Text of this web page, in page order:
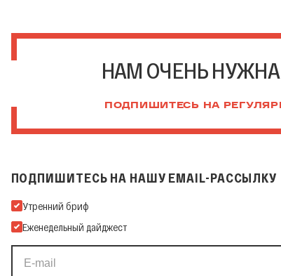
НАМ ОЧЕНЬ
ПОДПИШИТЕСЬ НА
ПОДПИШИТЕСЬ НА НАШУ EMAIL-РАССЫЛКУ
Подпишитесь на нашу Email-рассылку
Утренний бриф
Еженедельный дайджест